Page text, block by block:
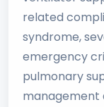
related
syndrome,
emergency
pulmonary
management